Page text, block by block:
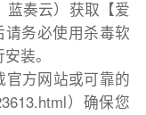
蓝奏云）获取【爱
务必使用杀毒软
装。
方网站或可靠的
）确保您